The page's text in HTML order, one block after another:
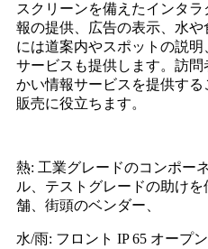
スクリーンを備えたインタ
報の提供、広告の表示、水
には道案内やスポットの説
サービスも提供します。訪
かい情報サービスを提供す
販売に役立ちます。
熱: 工業グレードのコンポー
ル、テストグレードの助け
舗、街頭のベンダー、
水/雨: フロント IP 65 オープ